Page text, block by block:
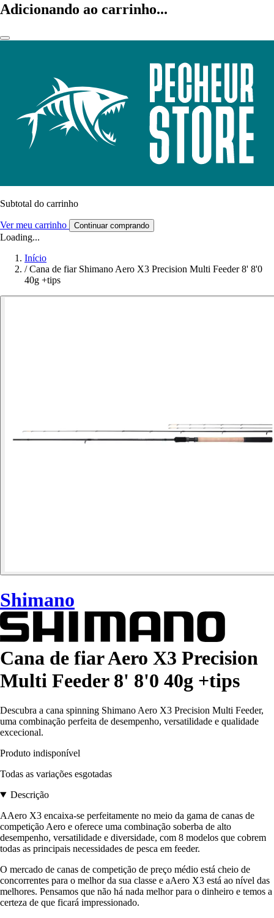
Adicionando ao carrinho...
Subtotal do carrinho
Ver meu carrinho Continuar comprando
Loading...
Início
/ Cana de fiar Shimano Aero X3 Precision Multi Feeder 8' 8'0
40g +tips
Shimano
Cana de fiar Aero X3 Precision
Multi Feeder 8' 8'0 40g +tips
Descubra a cana spinning Shimano Aero X3 Precision Multi Feeder,
uma combinação perfeita de desempenho, versatilidade e qualidade
excecional.
Produto indisponível
Todas as variações esgotadas
Descrição
AAero X3 encaixa-se perfeitamente no meio da gama de canas de
competição Aero e oferece uma combinação soberba de alto
desempenho, versatilidade e diversidade, com 8 modelos que cobrem
todas as principais necessidades de pesca em feeder.
O mercado de canas de competição de preço médio está cheio de
concorrentes para o melhor da sua classe e aAero X3 está ao nível das
melhores. Pensamos que não há nada melhor para o dinheiro e temos a
certeza de que ficará impressionado.